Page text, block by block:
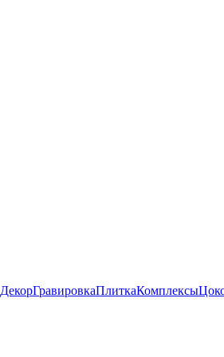
ДекорГравировкаПлиткаКомплексы